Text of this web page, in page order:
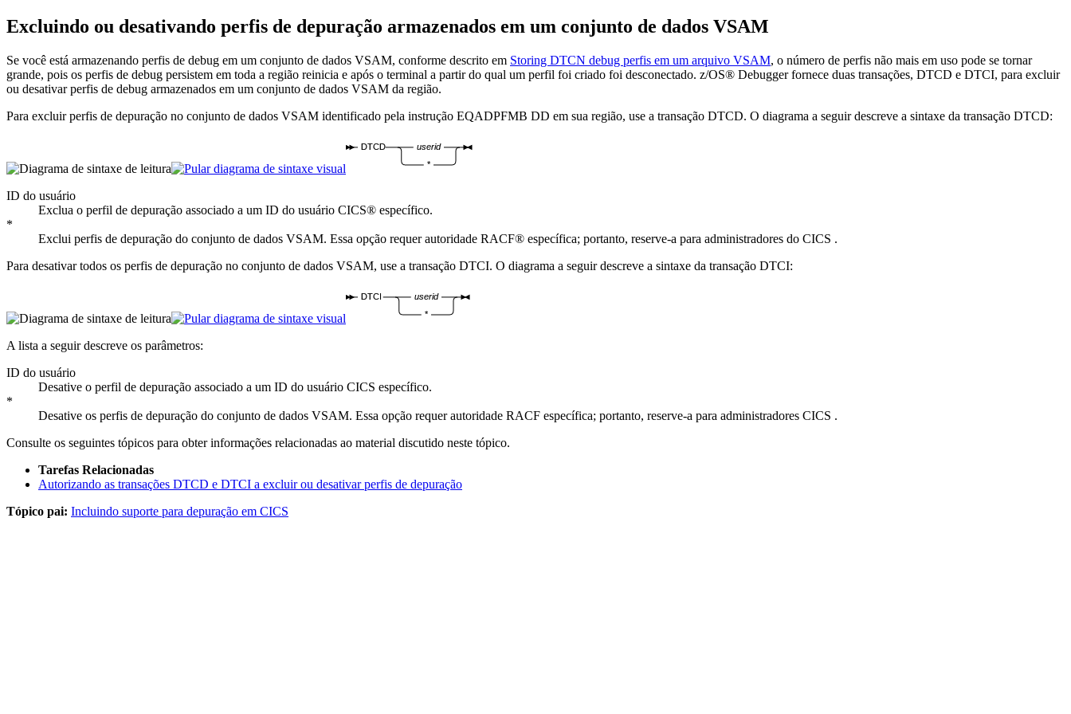
Excluindo ou desativando perfis de depuração armazenados em um conjunto de dados VSAM
Se você está armazenando perfis de debug em um conjunto de dados VSAM, conforme descrito em Storing DTCN debug perfis em um arquivo VSAM, o número de perfis não mais em uso pode se tornar
grande, pois os perfis de debug persistem em toda a região reinicia e após o terminal a partir do qual um perfil foi criado foi desconectado. z/OS® Debuggerfornece duas transações, DTCD e DTCI, para excluir
ou desativar perfis de debug armazenados em um conjunto de dados VSAM da região.
Para excluir perfis de depuração no conjunto de dados VSAM identificado pela instrução EQADPFMB DD em sua região, use a transação DTCD. O diagrama a seguir descreve a sintaxe da transação DTCD:
DTCD
userid
*
ID do usuário
Exclua o perfil de depuração associado a um ID do usuário CICS® específico.
*
Exclui perfis de depuração do conjunto de dados VSAM. Essa opção requer autoridade RACF® específica; portanto, reserve-a para administradores do CICS .
Para desativar todos os perfis de depuração no conjunto de dados VSAM, use a transação DTCI. O diagrama a seguir descreve a sintaxe da transação DTCI:
DTCI userid
*
A lista a seguir descreve os parâmetros:
ID do usuário
Desative o perfil de depuração associado a um ID do usuário CICS específico.
*
Desative os perfis de depuração do conjunto de dados VSAM. Essa opção requer autoridade RACF específica; portanto, reserve-a para administradores CICS .
Consulte os seguintes tópicos para obter informações relacionadas ao material discutido neste tópico.
Tarefas Relacionadas
Autorizando as transações DTCD e DTCI a excluir ou desativar perfis de depuração
Tópico pai: Incluindo suporte para depuração em CICS